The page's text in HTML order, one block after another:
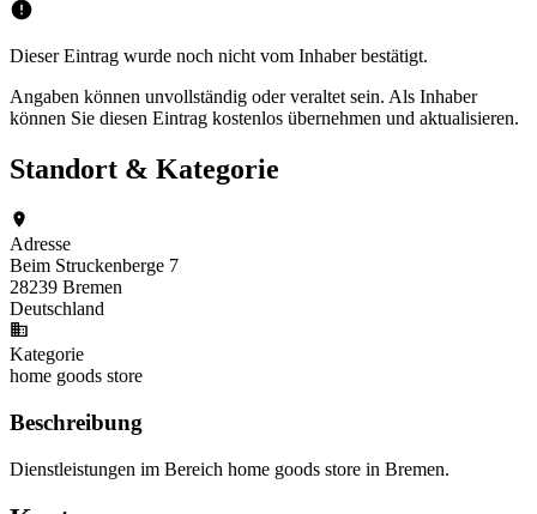
Dieser Eintrag wurde noch nicht vom Inhaber bestätigt.
Angaben können unvollständig oder veraltet sein. Als Inhaber
können Sie diesen Eintrag kostenlos übernehmen und aktualisieren.
Standort & Kategorie
Adresse
Beim Struckenberge 7
28239 Bremen
Deutschland
Kategorie
home goods store
Beschreibung
Dienstleistungen im Bereich home goods store in Bremen.